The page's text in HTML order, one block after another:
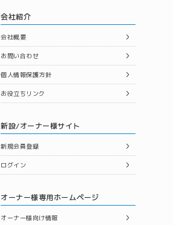
会社紹介
会社概要
お問い合わせ
個人情報保護方針
お役立ちリンク
新設/オーナー様サイト
新規会員登録
ログイン
オーナー様専用ホームページ
オーナー様向け情報